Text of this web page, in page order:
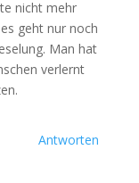
nicht mehr
geht nur noch
Man hat
verlernt
Antworten